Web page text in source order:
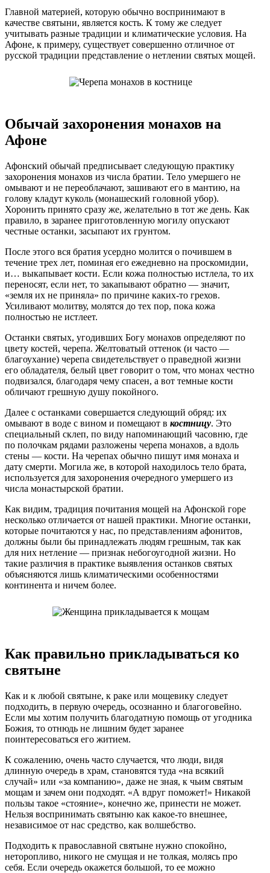
Главной материей, которую обычно воспринимают в
качестве святыни, является кость. К тому же следует
учитывать разные традиции и климатические условия. На
Афоне, к примеру, существует совершенно отличное от
русской традиции представление о нетлении святых мощей.
Обычай захоронения монахов на
Афоне
Афонский обычай предписывает следующую практику
захоронения монахов из числа братии. Тело умершего не
омывают и не переоблачают, зашивают его в мантию, на
голову кладут куколь (монашеский головной убор).
Хоронить принято сразу же, желательно в тот же день. Как
правило, в заранее приготовленную могилу опускают
честные останки, засыпают их грунтом.
После этого вся братия усердно молится о почившем в
течение трех лет, поминая его ежедневно на проскомидии,
и… выкапывает кости. Если кожа полностью истлела, то их
переносят, если нет, то закапывают обратно — значит,
«земля их не приняла» по причине каких-то грехов.
Усиливают молитву, молятся до тех пор, пока кожа
полностью не истлеет.
Останки святых, угодивших Богу монахов определяют по
цвету костей, черепа. Желтоватый оттенок (и часто —
благоухание) черепа свидетельствует о праведной жизни
его обладателя, белый цвет говорит о том, что монах честно
подвизался, благодаря чему спасен, а вот темные кости
обличают грешную душу покойного.
Далее с останками совершается следующий обряд: их
омывают в воде с вином и помещают в костницу. Это
специальный склеп, по виду напоминающий часовню, где
по полочкам рядами разложены черепа монахов, а вдоль
стены — кости. На черепах обычно пишут имя монаха и
дату смерти. Могила же, в которой находилось тело брата,
используется для захоронения очередного умершего из
числа монастырской братии.
Как видим, традиция почитания мощей на Афонской горе
несколько отличается от нашей практики. Многие останки,
которые почитаются у нас, по представлениям афонитов,
должны были бы принадлежать людям грешным, так как
для них нетление — признак небогоугодной жизни. Но
такие различия в практике выявления останков святых
объясняются лишь климатическими особенностями
континента и ничем более.
Как правильно прикладываться ко
святыне
Как и к любой святыне, к раке или мощевику следует
подходить, в первую очередь, осознанно и благоговейно.
Если мы хотим получить благодатную помощь от угодника
Божия, то отнюдь не лишним будет заранее
поинтересоваться его житием.
К сожалению, очень часто случается, что люди, видя
длинную очередь в храм, становятся туда «на всякий
случай» или «за компанию», даже не зная, к чьим святым
мощам и зачем они подходят. «А вдруг поможет!» Никакой
пользы такое «стояние», конечно же, принести не может.
Нельзя воспринимать святыню как какое-то внешнее,
независимое от нас средство, как волшебство.
Подходить к православной святыне нужно спокойно,
неторопливо, никого не смущая и не толкая, молясь про
себя. Если очередь окажется большой, то ее можно